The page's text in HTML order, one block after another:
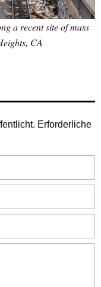
a recent site of mass
CA
Erforderliche